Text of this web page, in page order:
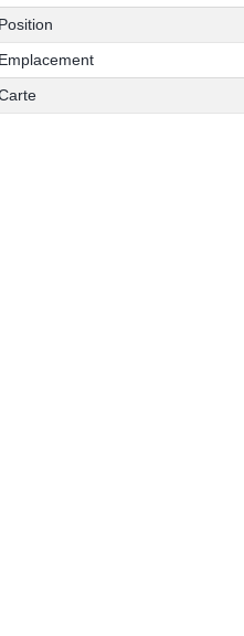
Position
Emplacement